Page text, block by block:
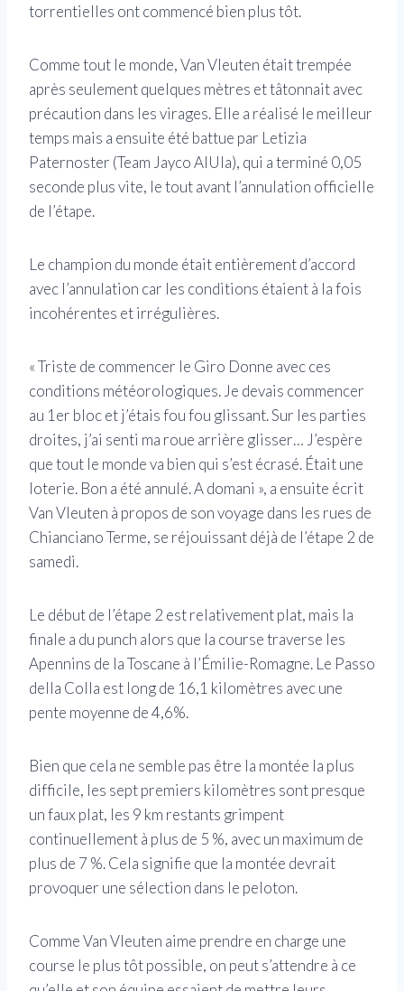
torrentielles ont commencé bien plus tôt.
Comme tout le monde, Van Vleuten était trempée
après seulement quelques mètres et tâtonnait avec
précaution dans les virages. Elle a réalisé le meilleur
temps mais a ensuite été battue par Letizia
Paternoster (Team Jayco AlUla), qui a terminé 0,05
seconde plus vite, le tout avant l’annulation officielle
de l’étape.
Le champion du monde était entièrement d’accord
avec l’annulation car les conditions étaient à la fois
incohérentes et irrégulières.
« Triste de commencer le Giro Donne avec ces
conditions météorologiques. Je devais commencer
au 1er bloc et j’étais fou fou glissant. Sur les parties
droites, j’ai senti ma roue arrière glisser… J’espère
que tout le monde va bien qui s’est écrasé. Était une
loterie. Bon a été annulé. A domani », a ensuite écrit
Van Vleuten à propos de son voyage dans les rues de
Chianciano Terme, se réjouissant déjà de l’étape 2 de
samedi.
Le début de l’étape 2 est relativement plat, mais la
finale a du punch alors que la course traverse les
Apennins de la Toscane à l’Émilie-Romagne. Le Passo
della Colla est long de 16,1 kilomètres avec une
pente moyenne de 4,6%.
Bien que cela ne semble pas être la montée la plus
difficile, les sept premiers kilomètres sont presque
un faux plat, les 9 km restants grimpent
continuellement à plus de 5 %, avec un maximum de
plus de 7 %. Cela signifie que la montée devrait
provoquer une sélection dans le peloton.
Comme Van Vleuten aime prendre en charge une
course le plus tôt possible, on peut s’attendre à ce